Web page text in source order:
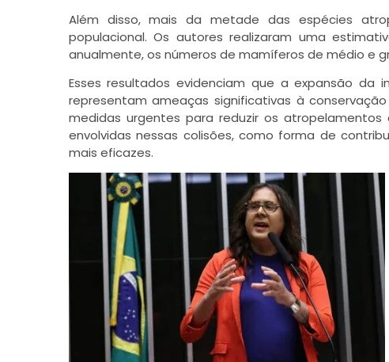
Além disso, mais da metade das espécies
populacional. Os autores realizaram uma
anualmente, os números de mamíferos de médio e
Esses resultados evidenciam que a expansão
representam ameaças significativas à
medidas urgentes para reduzir os
envolvidas nessas colisões, como forma de
mais eficazes.